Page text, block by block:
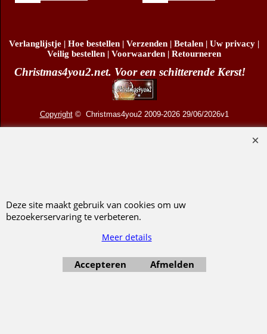
Verlanglijstje | Hoe bestellen| | Betalen | Uw privacy
Veilig bestellen | Voorwaarden|Retourneren
Christmas4you2.net. Voor een schitterende Kerst!
Webwinkel gemaakt met ShopFactory webwinkel software.
Deze site maakt gebruik van cookies om uw
bezoekerservaring te verbeteren.
Meer details
Accepteren Afmelden